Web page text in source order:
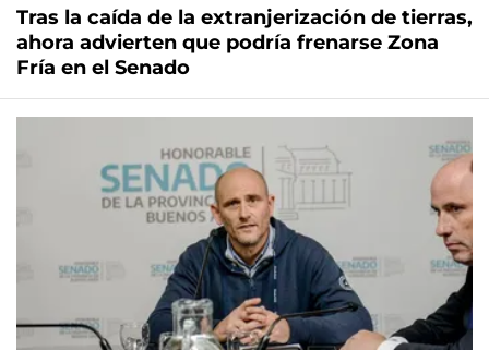
Tras la caída de la extranjerización de tierras,
ahora advierten que podría frenarse Zona
Fría en el Senado